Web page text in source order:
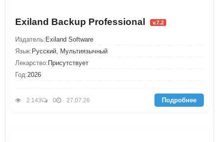
Exiland Backup Professional v.7.2
Издатель: Exiland Software
Язык: Русский, Мультиязычный
Лекарство: Присутствует
Год:2026
2 143 0 27.07.26 Подробнее